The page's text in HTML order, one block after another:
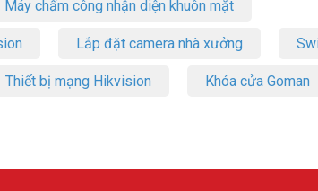
Máy chấm công nhận diện khuôn mặt
Lắp đặt camera nhà xưởng
Thiết bị mạng Hikvision Khóa cửa Goman